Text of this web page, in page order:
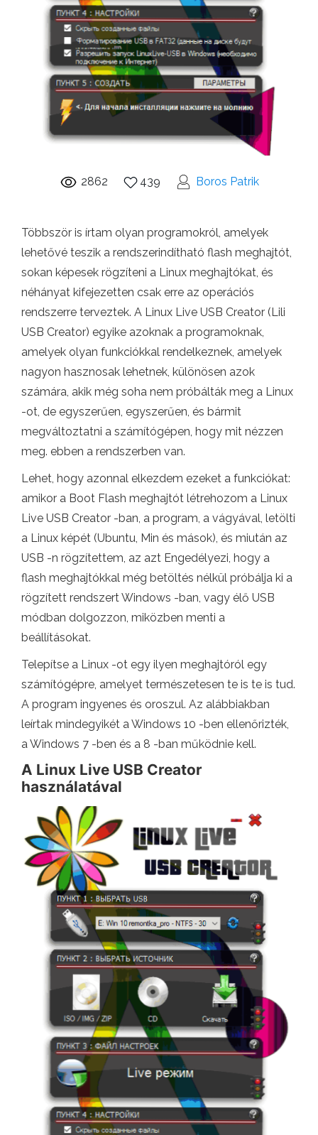
2862 439 Boros Patrik
Többször is írtam olyan programokról, amelyek
lehetővé teszik a rendszerindítható flash meghajtót,
sokan képesek rögzíteni a Linux meghajtókat, és
néhányat kifejezetten csak erre az operációs
rendszerre terveztek. A Linux Live USB Creator (Lili
USB Creator) egyike azoknak a programoknak,
amelyek olyan funkciókkal rendelkeznek, amelyek
nagyon hasznosak lehetnek, különösen azok
számára, akik még soha nem próbálták meg a Linux
-ot, de egyszerűen, egyszerűen, és bármit
megváltoztatni a számítógépen, hogy mit nézzen
meg. ebben a rendszerben van.
Lehet, hogy azonnal elkezdem ezeket a funkciókat:
amikor a Boot Flash meghajtót létrehozom a Linux
Live USB Creator -ban, a program, a vágyával, letölti
a Linux képét (Ubuntu, Min és mások), és miután az
USB -n rögzítettem, az azt Engedélyezi, hogy a
flash meghajtókkal még betöltés nélkül próbálja ki a
rögzített rendszert Windows -ban, vagy élő USB
módban dolgozzon, miközben menti a
beállításokat.
Telepítse a Linux -ot egy ilyen meghajtóról egy
számítógépre, amelyet természetesen te is te is tud.
A program ingyenes és oroszul. Az alábbiakban
leírtak mindegyikét a Windows 10 -ben ellenőrizték,
a Windows 7 -ben és a 8 -ban működnie kell.
A Linux Live USB Creator
használatával